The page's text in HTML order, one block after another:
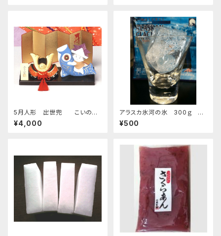
5月人形 出世兜 こいのぼ
り付 四日市萬古焼
¥4,000
アラスカ氷河の氷 300ｇ お
すすめ
¥500